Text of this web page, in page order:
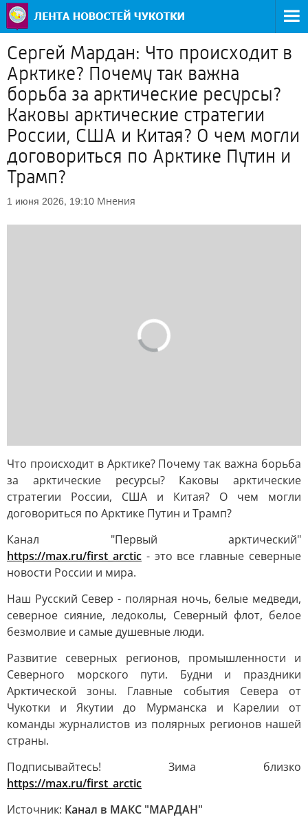
Сергей Мардан: Что происходит в
Арктике? Почему так важна
борьба за арктические ресурсы?
Каковы арктические стратегии
России, США и Китая? О чем могли
договориться по Арктике Путин и
Трамп?
1 июня 2026, 19:10 Мнения
Что происходит в Арктике? Почему так важна борьба
за арктические ресурсы? Каковы арктические
стратегии России, США и Китая? О чем могли
договориться по Арктике Путин и Трамп?
Канал "Первый арктический"
https://max.ru/first_arctic - это все главные северные
новости России и мира.
Наш Русский Север - полярная ночь, белые медведи,
северное сияние, ледоколы, Северный флот, белое
безмолвие и самые душевные люди.
Развитие северных регионов, промышленности и
Северного морского пути. Будни и праздники
Арктической зоны. Главные события Севера от
Чукотки и Якутии до Мурманска и Карелии от
команды журналистов из полярных регионов нашей
страны.
Подписывайтесь! Зима близко
https://max.ru/first_arctic
Источник: Канал в МАКС "МАРДАН"